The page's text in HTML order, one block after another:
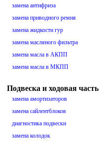
замена антифриза
замена приводного ремня
замена жидкости гур
замена масляного фильтра
замена масла в АКПП
замена масла в МКПП
Подвеска и ходовая часть
замена амортизаторов
замена сайлентблоков
диагностика подвески
замена колодок